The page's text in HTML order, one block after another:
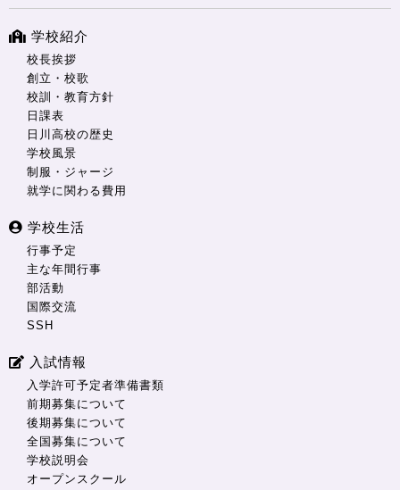
学校紹介
校長挨拶
創立・校歌
校訓・教育方針
日課表
日川高校の歴史
学校風景
制服・ジャージ
就学に関わる費用
学校生活
行事予定
主な年間行事
部活動
国際交流
SSH
入試情報
入学許可予定者準備書類
前期募集について
後期募集について
全国募集について
学校説明会
オープンスクール